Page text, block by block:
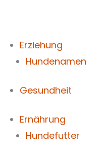
Erziehung
Hundenamen
Gesundheit
Ernährung
Hundefutter